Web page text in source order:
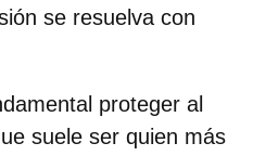
se resuelva con
proteger al
suele ser quien más